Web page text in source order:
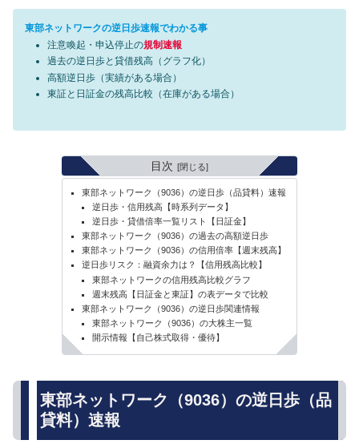
東部ネットワークの逆日歩速報でわかる事
注意喚起・申込停止の規制速報
過去の逆日歩と貸借残高（グラフ化）
高額逆日歩（実績がある場合）
東証と日証金の残高比較（在庫がある場合）
目次
東部ネットワーク（9036）の逆日歩（品貸料）速報
逆日歩・信用残高【時系列データ】
逆日歩・貸借倍率一覧リスト【日証金】
東部ネットワーク（9036）の過去の高額逆日歩
東部ネットワーク（9036）の信用倍率【週末残高】
逆日歩リスク：融資余力は？【信用残高比較】
東部ネットワークの信用残高比較グラフ
週末残高【日証金と東証】の表データで比較
東部ネットワーク（9036）の逆日歩関連情報
東部ネットワーク（9036）の大株主一覧
開示情報【自己株式取得・優待】
東部ネットワーク（9036）の逆日歩（品
貸料）速報